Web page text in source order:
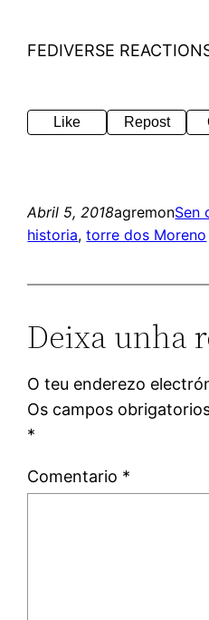
FEDIVERSE
Like Repost
Abril 5, 2018agremonSen
historia, torre dos Moreno
Deixa unha
O teu enderezo
Os campos
*
Comentario *